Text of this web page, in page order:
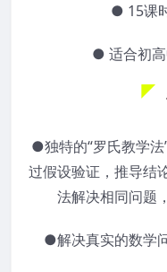
● 15课
● 适合初
●独特的“罗氏教学
过假设验证，推导结
法解决相同问题
●解决真实的数学